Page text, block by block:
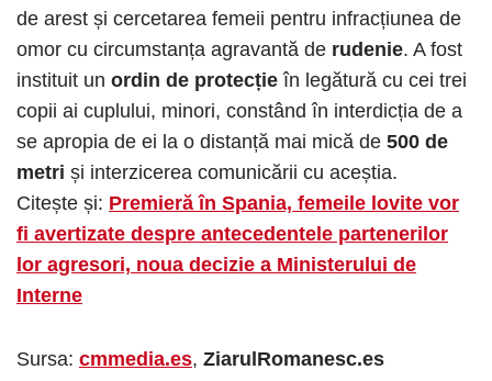
de arest și cercetarea femeii pentru infracțiunea de
omor cu circumstanța agravantă de rudenie. A fost
instituit un ordin de protecție în legătură cu cei trei
copii ai cuplului, minori, constând în interdicția de a
se apropia de ei la o distanță mai mică de 500 de
metri și interzicerea comunicării cu aceștia.
Citește și: Premieră în Spania, femeile lovite vor
fi avertizate despre antecedentele partenerilor
lor agresori, noua decizie a Ministerului de
Interne
Sursa: cmmedia.es, ZiarulRomanesc.es